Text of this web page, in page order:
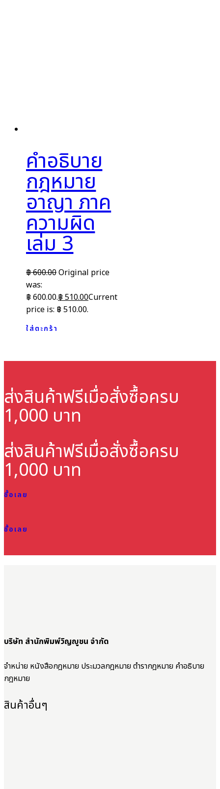
คำอธิบาย
กฎหมาย
อาญา ภาค
ความผิด
เล่ม 3
฿600.00Original price
was:
฿ 600.00.฿510.00Current
price is: ฿ 510.00.
ใส่ตะกร้า
ส่งสินค้าฟรีเมื่อสั่งซื้อครบ
1,000 บาท
ส่งสินค้าฟรีเมื่อสั่งซื้อครบ
1,000 บาท
ซื้อเลย
ซื้อเลย
บริษัท สำนักพิมพ์วิญญูชน จำกัด
จำหน่าย หนังสือกฎหมาย ประมวลกฎหมาย ตำรากฎหมาย คำอธิบาย
กฎหมาย
สินค้าอื่นๆ